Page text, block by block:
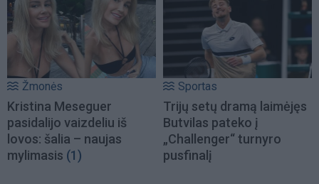
Žmonės
Kristina Meseguer
pasidalijo vaizdeliu iš
lovos: šalia – naujas
mylimasis (1)
Sportas
Trijų setų dramą laimėjęs
Butvilas pateko į
„Challenger“ turnyro
pusfinalį